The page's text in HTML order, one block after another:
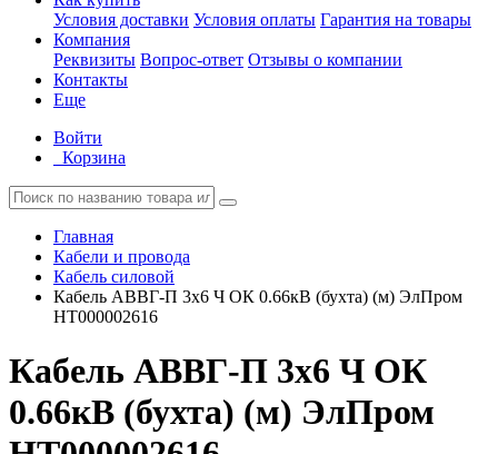
Условия доставки Условия оплаты Гарантия на товары
Компания
Реквизиты Вопрос-ответ Отзывы о компании
Контакты
Еще
Войти
Корзина
Главная
Кабели и провода
Кабель силовой
Кабель АВВГ-П 3х6 Ч ОК 0.66кВ (бухта) (м) ЭлПром
НТ000002616
Кабель АВВГ-П 3х6 Ч ОК
0.66кВ (бухта) (м) ЭлПром